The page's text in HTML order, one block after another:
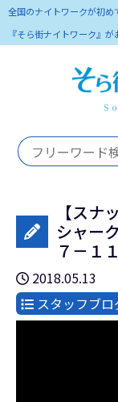
全国のナイトワークが初
『そら街ナイトワーク』
【ス
シャー
７－１
2018.05.13
スタッフブロ